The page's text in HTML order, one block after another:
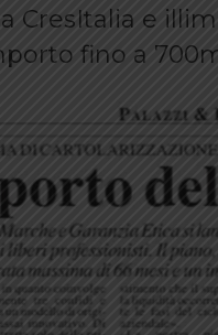
CresItalia e
fino a